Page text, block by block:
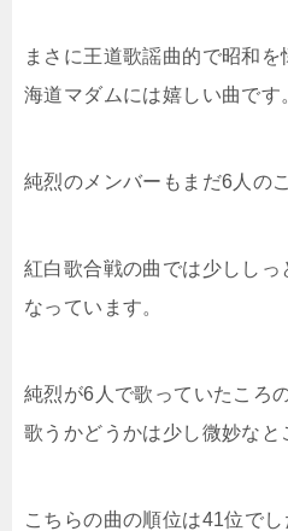
まさに王道歌謡曲的で昭和
海道マダムには嬉しい曲です
純烈のメンバーもまだ6人の
紅白歌合戦の曲では少ししっ
なっています。
純烈が6人で歌っていたころ
歌うかどうかは少し微妙なと
こちらの曲の順位は41位でし